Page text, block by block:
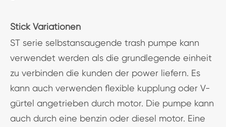
Stick Variationen
ST serie selbstansaugende trash pumpe kann
verwendet werden als die grundlegende einheit
zu verbinden die kunden der power liefern. Es
kann auch verwenden flexible kupplung oder V-
gürtel angetrieben durch motor. Die pumpe kann
auch durch eine benzin oder diesel motor. Eine